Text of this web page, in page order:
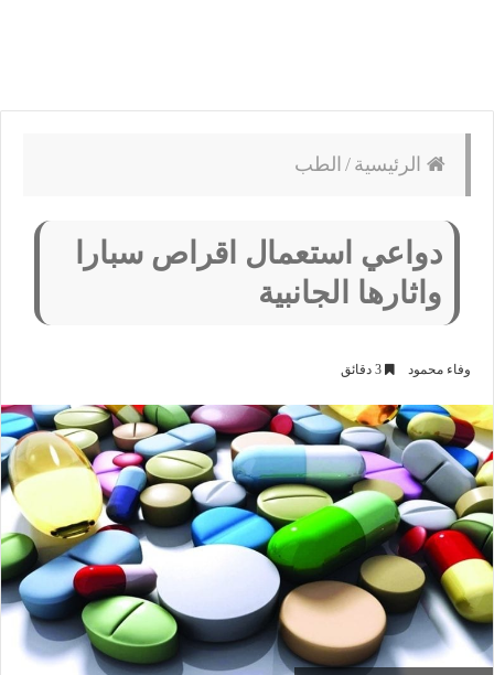
الرئيسية / الطب
دواعي استعمال اقراص سبارا
واثارها الجانبية
وفاء محمود